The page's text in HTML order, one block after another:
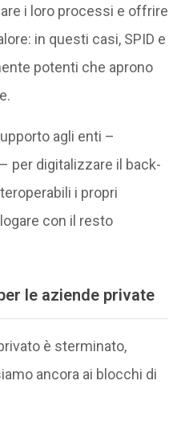
i loro processi e offrire
in questi casi, SPID e
potenti che aprono
agli enti –
per digitalizzare il back-
i propri
con il resto
le aziende private
è sterminato,
ancora ai blocchi di